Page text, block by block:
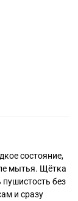
состояние,
мытья. Щётка
без
и сразу